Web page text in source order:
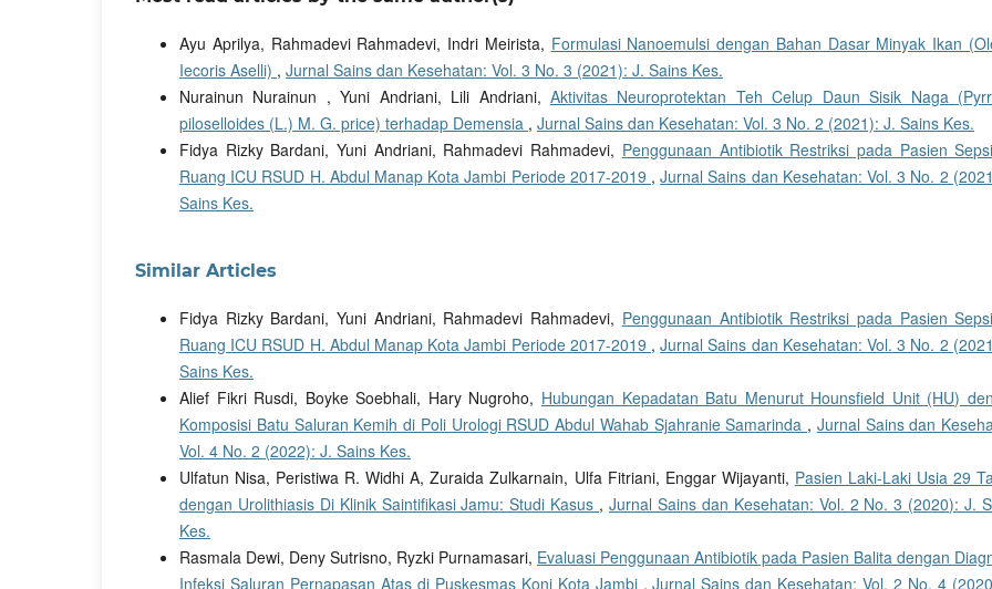
Ayu Aprilya, Rahmadevi Rahmadevi, Indri Meirista, Formulasi Nanoemulsi dengan Bahan Dasar Minyak Ikan
Iecoris Aselli) , Jurnal Sains dan Kesehatan: Vol. 3 No. 3 (2021): J. Sains Kes.
Nurainun Nurainun , Yuni Andriani, Lili Andriani, Aktivitas Neuroprotektan Teh Celup Daun Sisik Naga
piloselloides (L.) M. G. price) terhadap Demensia , Jurnal Sains dan Kesehatan: Vol. 3 No. 2 (2021): J. Sains Kes.
Fidya Rizky Bardani, Yuni Andriani, Rahmadevi Rahmadevi, Penggunaan Antibiotik Restriksi pada Pasien
Ruang ICU RSUD H. Abdul Manap Kota Jambi Periode 2017-2019 ,Jurnal Sains dan Kesehatan: Vol. 3 No. 2
Sains Kes.
Similar Articles
Fidya Rizky Bardani, Yuni Andriani, Rahmadevi Rahmadevi, Penggunaan Antibiotik Restriksi pada Pasien
Ruang ICU RSUD H. Abdul Manap Kota Jambi Periode 2017-2019 ,Jurnal Sains dan Kesehatan: Vol. 3 No. 2
Sains Kes.
Alief Fikri Rusdi, Boyke Soebhali, Hary Nugroho, Hubungan Kepadatan Batu Menurut Hounsfield Unit (HU)
Komposisi Batu Saluran Kemih di Poli Urologi RSUD Abdul Wahab Sjahranie Samarinda , Jurnal Sains dan
Vol. 4 No. 2 (2022): J. Sains Kes.
Ulfatun Nisa, Peristiwa R. Widhi A, Zuraida Zulkarnain, Ulfa Fitriani, Enggar Wijayanti, Pasien Laki-Laki Usia 29
dengan Urolithiasis Di Klinik Saintifikasi Jamu: Studi Kasus ,Jurnal Sains dan Kesehatan: Vol. 2 No. 3 (2020): J.
Kes.
Rasmala Dewi, Deny Sutrisno, Ryzki Purnamasari, Evaluasi Penggunaan Antibiotik pada Pasien Balita dengan
Infeksi Saluran Pernapasan Atas di Puskesmas Koni Kota Jambi ,Jurnal Sains dan Kesehatan: Vol. 2 No. 4